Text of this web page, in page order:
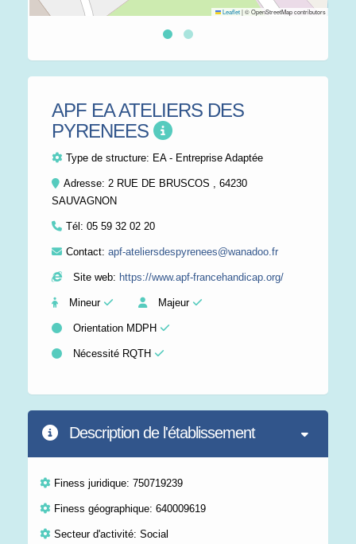
Leaflet|© OpenStreetMap contributors
APF EA ATELIERS DES
PYRENEES
Type de structure: EA - Entreprise Adaptée
Adresse: 2 RUE DE BRUSCOS , 64230
SAUVAGNON
Tél: 05 59 32 02 20
Contact: apf-ateliersdespyrenees@wanadoo.fr
Site web: https://www.apf-francehandicap.org/
Mineur Majeur
Orientation MDPH
Nécessité RQTH
Description de l'établissement
Finess juridique: 750719239
Finess géographique: 640009619
Secteur d'activité: Social